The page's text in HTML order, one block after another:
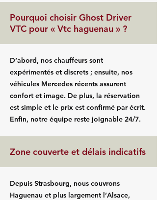
Pourquoi choisir Ghost Driver
VTC pour « Vtc haguenau » ?
D’abord, nos chauffeurs sont
expérimentés et discrets ; ensuite, nos
véhicules Mercedes récents assurent
confort et image. De plus, la réservation
est simple et le prix est confirmé par écrit.
Enfin, notre équipe reste joignable 24/7.
Zone couverte et délais indicatifs
Depuis Strasbourg, nous couvrons
Haguenau et plus largement l’Alsace,